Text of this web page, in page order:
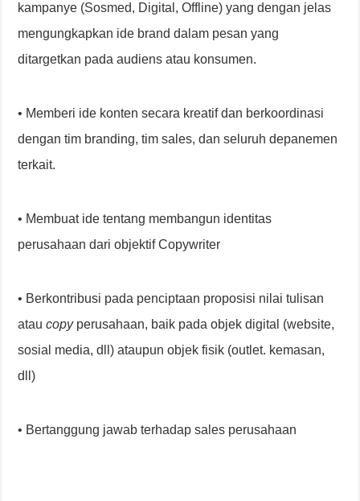
kampanye (Sosmed, Digital, Offline) yang dengan jelas
mengungkapkan ide brand dalam pesan yang
ditargetkan pada audiens atau konsumen.
• Memberi ide konten secara kreatif dan berkoordinasi
dengan tim branding, tim sales, dan seluruh depanemen
terkait.
• Membuat ide tentang membangun identitas
perusahaan dari objektif Copywriter
• Berkontribusi pada penciptaan proposisi nilai tulisan
ataucopy perusahaan, baik pada objek digital (website,
sosial media, dll) ataupun objek fisik (outlet. kemasan,
dll)
• Bertanggung jawab terhadap sales perusahaan